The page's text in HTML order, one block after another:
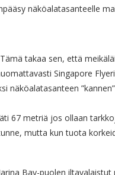
näköalatasanteelle
takaa sen, että
Singapore
näköalatasanteen
67 metriä jos ollaan
mutta kun tuota
Bay-puolen